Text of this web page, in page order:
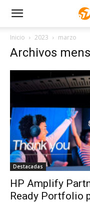
Inicio 2023 marzo
Archivos
Destacadas
HP Amplify
Ready Portfolio